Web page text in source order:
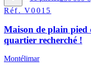
Réf.V0015
Maison de plain pied
quartier recherché !
Montélimar